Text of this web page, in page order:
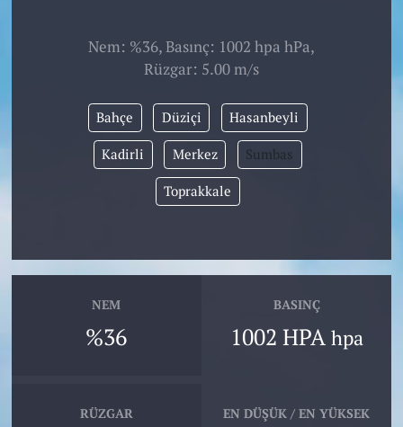
Nem: %36, Basınç: 1002 hpa hPa,
Rüzgar: 5.00 m/s
Bahçe Düziçi Hasanbeyli
Kadirli Merkez Sumbas
Toprakkale
NEM
%36
BASINÇ
1002 HPA hpa
RÜZGAR EN DÜŞÜK / EN YÜKSEK